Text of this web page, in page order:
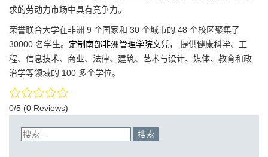
求的劳动力市场中具有竞争力。
荣誉联合大学在非洲 9 个国家和 30 个城市的 48 个校区聚集了
30000 名学生。 定制南部非洲管理学院文凭， 提供健康科学、工
程、信息技术、商业、法律、建筑、艺术与设计、媒体、教育和政
治学等领域的 100 多个学位。
0/5 (0 Reviews)